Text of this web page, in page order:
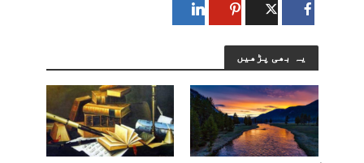
یہ بھی پڑھیں